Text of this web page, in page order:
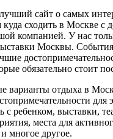
сайт о самых
сходить в Москве с
компанией. У нас
Москвы. События
обязательно стоит
варианты отдыха в
для
с ребенком, выставки,
места для
многое другое.